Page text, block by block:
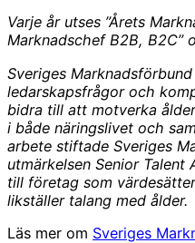
Varje år utses ”Årets
Marknadschef B2B, B2C”
Sveriges
ledarskapsfrågor och
bidra till att motverka
i både näringslivet och
arbete stiftade Sveriges
utmärkelsen Senior Talent
till företag som
likställer talang med ålder.
Läs mer om Sveriges